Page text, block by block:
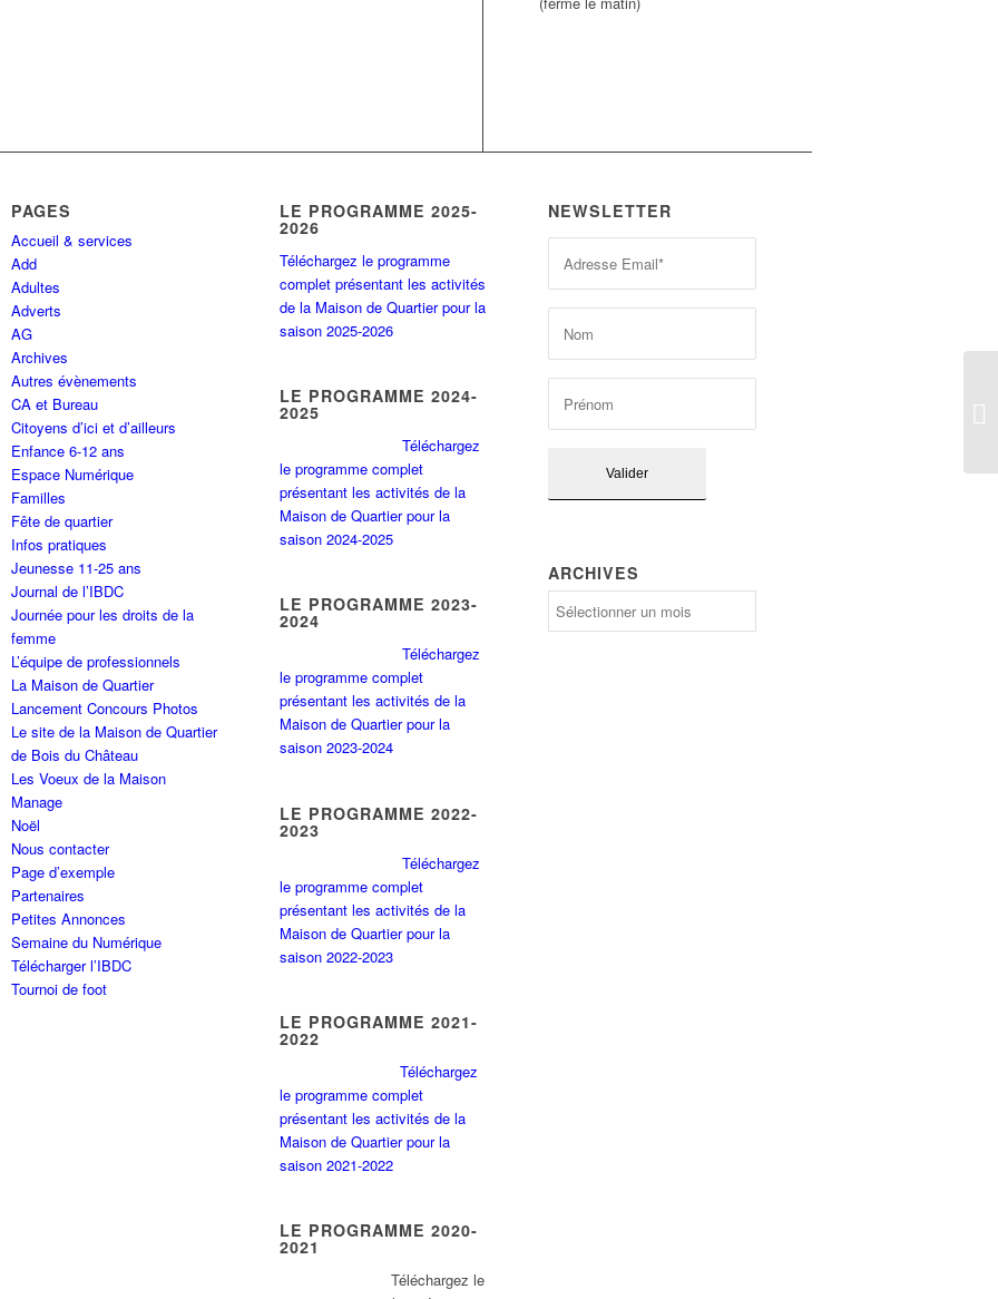
PAGES
Accueil & services
Add
Adultes
Adverts
AG
Archives
Autres évènements
CA et Bureau
Citoyens d’ici et d’ailleurs
Enfance 6-12 ans
Espace Numérique
Familles
Fête de quartier
Infos pratiques
Jeunesse 11-25 ans
Journal de l’IBDC
Journée pour les droits de la
femme
L’équipe de professionnels
La Maison de Quartier
Lancement Concours Photos
Le site de la Maison de Quartier
de Bois du Château
Les Voeux de la Maison
Manage
Noël
Nous contacter
Page d’exemple
Partenaires
Petites Annonces
Semaine du Numérique
Télécharger l’IBDC
Tournoi de foot
LE PROGRAMME 2025-
2026
Téléchargez le programme
complet présentant les activités
de la Maison de Quartier pour la
saison 2025-2026
LE PROGRAMME 2024-
2025
Téléchargez
le programme complet
présentant les activités de la
Maison de Quartier pour la
saison 2024-2025
LE PROGRAMME 2023-
2024
Téléchargez
le programme complet
présentant les activités de la
Maison de Quartier pour la
saison 2023-2024
LE PROGRAMME 2022-
2023
Téléchargez
le programme complet
présentant les activités de la
Maison de Quartier pour la
saison 2022-2023
LE PROGRAMME 2021-
2022
Téléchargez
le programme complet
présentant les activités de la
Maison de Quartier pour la
saison 2021-2022
LE PROGRAMME 2020-
2021
Téléchargez le
NEWSLETTER
ARCHIVES